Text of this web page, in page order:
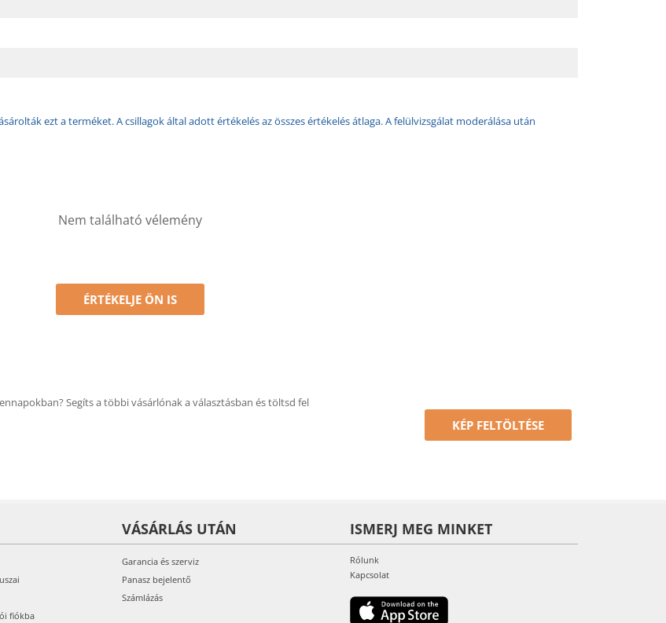
ezt a terméket. A csillagok által adott értékelés az összes értékelés átlaga. A felülvizsgálat moderálása után
Nem található vélemény
ÉRTÉKELJE ÖN IS
Segíts a többi vásárlónak a választásban és töltsd fel
KÉP FELTÖLTÉSE
fiókba
VÁSÁRLÁS UTÁN
Garancia és szerviz
Panasz bejelentő
Számlázás
ISMERJ MEG MINKET
Rólunk
Kapcsolat